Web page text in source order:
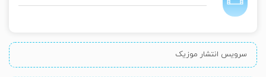
سرویس انتشار موزیک